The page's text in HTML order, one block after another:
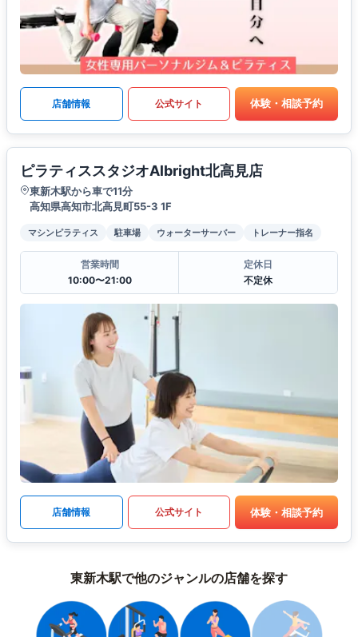
店舗情報 公式サイト 体験・相談予約
ピラティススタジオAlbright北高見店
東新木駅から車で11分
高知県高知市北高見町55-3 1F
マシンピラティス 駐車場 ウォーターサーバー トレーナー指名
営業時間
10:00〜21:00
定休日
不定休
店舗情報 公式サイト 体験・相談予約
東新木駅で他のジャンルの店舗を探す